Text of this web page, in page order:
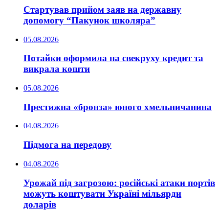
Стартував прийом заяв на державну
допомогу “Пакунок школяра”
05.08.2026
Потайки оформила на свекруху кредит та
викрала кошти
05.08.2026
Престижна «бронза» юного хмельничанина
04.08.2026
Підмога на передову
04.08.2026
Урожай під загрозою: російські атаки портів
можуть коштувати Україні мільярди
доларів